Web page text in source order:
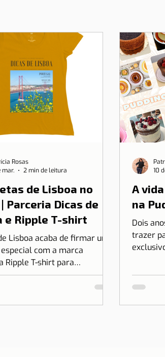
de Lisboa no
Parceria Dicas de
e Ripple T-shirt
Lisboa acaba de firmar uma
com a marca
Ripple T-shirt para
o nosso amor por Lisboa
você pode vestir.
Rosas
mar.
2 min de leitura
A
na
Dois
trazer
10